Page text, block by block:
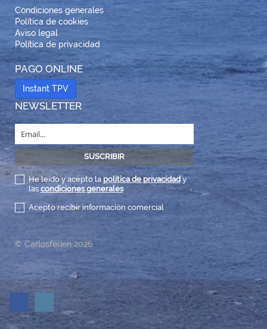
Condiciones generales
Política de cookies
Aviso legal
Política de privacidad
PAGO ONLINE
Instant TPV
NEWSLETTER
He leído y acepto la política de privacidady
las condiciones generales
Acepto recibir información comercial
© Carlosferien 2026